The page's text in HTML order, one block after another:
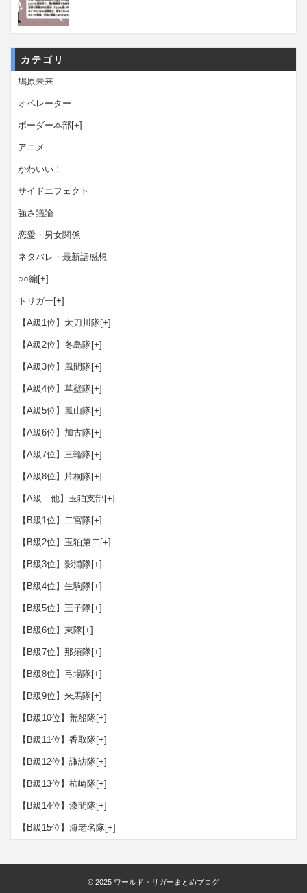
カテゴリ
鳩原未来
オペレーター
ボーダー本部[+]
アニメ
かわいい！
サイドエフェクト
強さ議論
恋愛・男女関係
ネタバレ・最新話感想
○○編[+]
トリガー [+]
【A級1位】太刀川隊[+]
【A級2位】冬島隊[+]
【A級3位】風間隊[+]
【A級4位】草壁隊[+]
【A級5位】嵐山隊[+]
【A級6位】加古隊[+]
【A級7位】三輪隊[+]
【A級8位】片桐隊[+]
【A級 他】玉狛支部[+]
【B級1位】二宮隊[+]
【B級2位】玉狛第二[+]
【B級3位】影浦隊[+]
【B級4位】生駒隊[+]
【B級5位】王子隊[+]
【B級6位】東隊[+]
【B級7位】那須隊[+]
【B級8位】弓場隊[+]
【B級9位】来馬隊[+]
【B級10位】荒船隊[+]
【B級11位】香取隊[+]
【B級12位】諏訪隊[+]
【B級13位】柿崎隊[+]
【B級14位】漆間隊[+]
【B級15位】海老名隊[+]
© 2025 ワールドトリガーまとめブログ